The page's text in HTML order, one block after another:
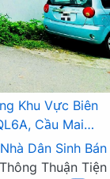
Khu Vực Biên
Cầu Mai
Nhà Dân Sinh Bán
Thuận Tiện